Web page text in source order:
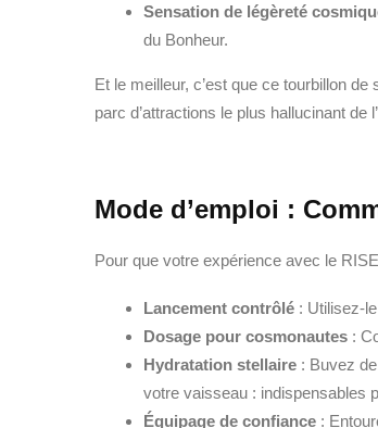
Sensation de légèreté
du Bonheur.
Et le meilleur, c’est que ce tourbillon
parc d’attractions le plus hallucinant
Mode d’emploi :
Pour que votre expérience avec le
Lancement contrôlé : Utilisez-
Dosage pour cosmonautes :
Hydratation stellaire : Buvez
votre vaisseau : indispensables
Équipage de confiance :